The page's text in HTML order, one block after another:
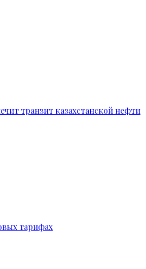
транзит казахстанской нефти
тарифах